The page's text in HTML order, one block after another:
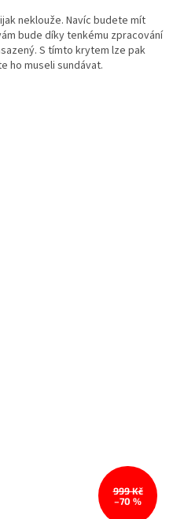
neklouže. Navíc budete mít
bude díky tenkému zpracování
S tímto krytem lze pak
ho museli sundávat.
999 Kč
–70 %